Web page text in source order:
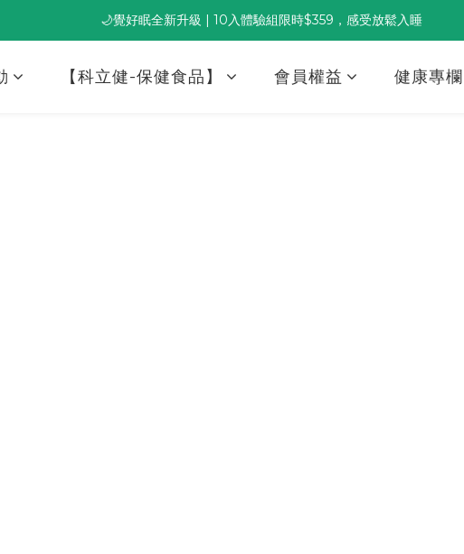
董事長推薦保養組合｜體驗價 $1,800 起，最高享 6 折
🌙覺好眠全新升級 | 10入體驗組限時$359，感受放鬆入睡
【科立健-保健食品】 會員權益 健康專欄